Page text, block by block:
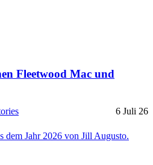
Fleetwood Mac und
6 Juli 26